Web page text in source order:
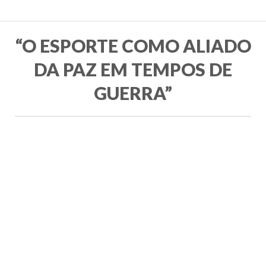
“O ESPORTE COMO ALIADO
DA PAZ EM TEMPOS DE
GUERRA”